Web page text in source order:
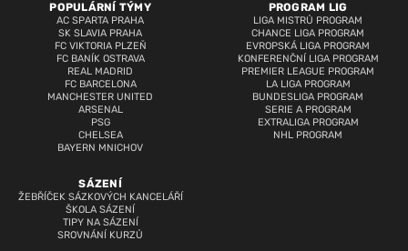
POPULÁRNÍ TÝMY
AC SPARTA PRAHA
SK SLAVIA PRAHA
FC VIKTORIA PLZEŇ
FC BANÍK OSTRAVA
REAL MADRID
FC BARCELONA
MANCHESTER UNITED
ARSENAL
PSG
CHELSEA
BAYERN MNICHOV
PROGRAM LIG
LIGA MISTRŮ PROGRAM
CHANCE LIGA PROGRAM
EVROPSKÁ LIGA PROGRAM
KONFERENČNÍ LIGA PROGRAM
PREMIER LEAGUE PROGRAM
LA LIGA PROGRAM
BUNDESLIGA PROGRAM
SERIE A PROGRAM
EXTRALIGA PROGRAM
NHL PROGRAM
SÁZENÍ
ŽEBŘÍČEK SÁZKOVÝCH KANCELÁŘÍ
ŠKOLA SÁZENÍ
TIPY NA SÁZENÍ
SROVNÁNÍ KURZŮ